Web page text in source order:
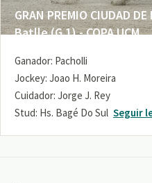
GRAN PREMIO CIUDAD
Batlle (G 1) - COPA UCM
Ganador: Pacholli
Jockey: Joao H. Moreira
Cuidador: Jorge J. Rey
Stud: Hs. Bagé Do Sul Seguir